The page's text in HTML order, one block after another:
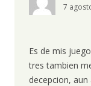
7
Es de mis
tres tambien
decepcion,